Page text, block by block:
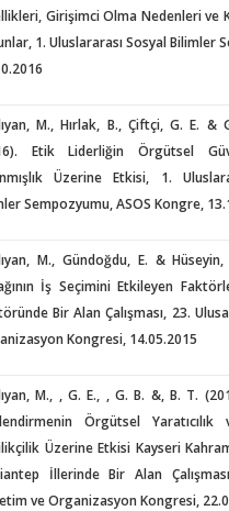
Girişimci Olma Nedenleri ve
1. Uluslararası Sosyal Bilimler
M., Hırlak, B., Çiftçi, G. E. &
Etik Liderliğin Örgütsel
Üzerine Etkisi, 1.
Sempozyumu, ASOS Kongre,
M., Gündoğdu, E. &
İş Seçimini Etkileyen
Bir Alan Çalışması, 23.
Kongresi, 14.05.2015
M., , G. E., , G. B. &, B. T.
Örgütsel
Üzerine Etkisi Kayseri
İllerinde Bir Alan
ve Organizasyon Kongresi,